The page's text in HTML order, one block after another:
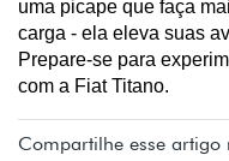
uma picape que faça
carga - ela eleva suas
Prepare-se para
com a Fiat Titano.
Compartilhe esse artigo